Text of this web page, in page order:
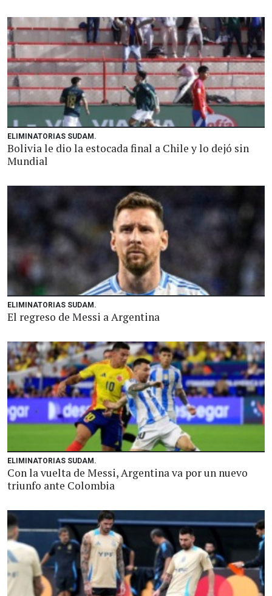
ELIMINATORIAS SUDAM.
Bolivia le dio la estocada final a Chile y lo dejó sin
Mundial
ELIMINATORIAS SUDAM.
El regreso de Messi a Argentina
ELIMINATORIAS SUDAM.
Con la vuelta de Messi, Argentina va por un nuevo
triunfo ante Colombia